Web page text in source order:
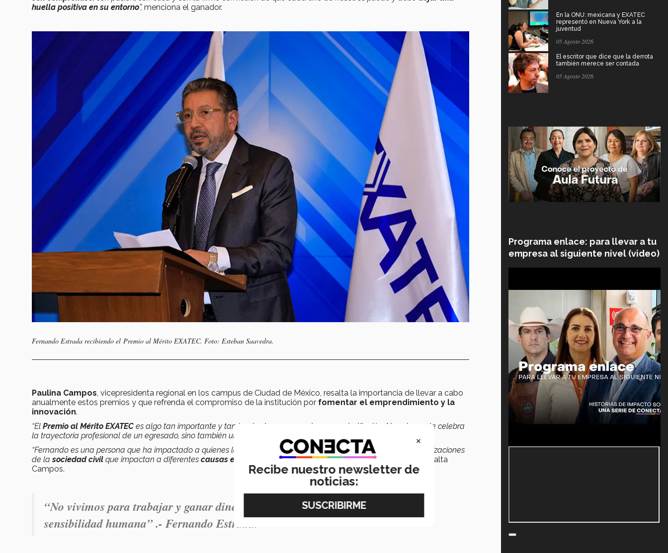
huella positiva en su entorno”, menciona el ganador.
Fernando Estrada recibiendo el Premio al Mérito EXATEC. Foto: Esteban Saavedra.
Paulina Campos, vicepresidenta regional en los campus de Ciudad de México, resalta la importancia de llevar a cabo
anualmente estos premios y que refrenda el compromiso de la institución por fomentar el emprendimiento y la
innovación.
“El Premio al Mérito EXATEC es algo tan importante y tan inspirador para nosotros como institución. No solamente celebra
la trayectoria profesional de un egresado, sino también un impacto que va más allá.
“Fernando es una persona que ha impactado a quienes lo han acompañado, participando activamente en organizaciones
de lasociedad civil que impactan a diferentes causas educativas y culturalesen México y en otros países”
, resalta
Campos.
“No vivimos para trabajar y ganar dinero; vives para disfrutar y promover esa
sensibilidad humana” .- Fernando Estrada.
En la ONU: mexicana y EXATEC
representó en Nueva York a la
juventud
05 Agosto 2026
El escritor que dice que la derrota
también merece ser contada
05 Agosto 2026
Programa enlace: para llevar a tu
empresa al siguiente nivel (video)
×
Recibe nuestro newsletter de
noticias: